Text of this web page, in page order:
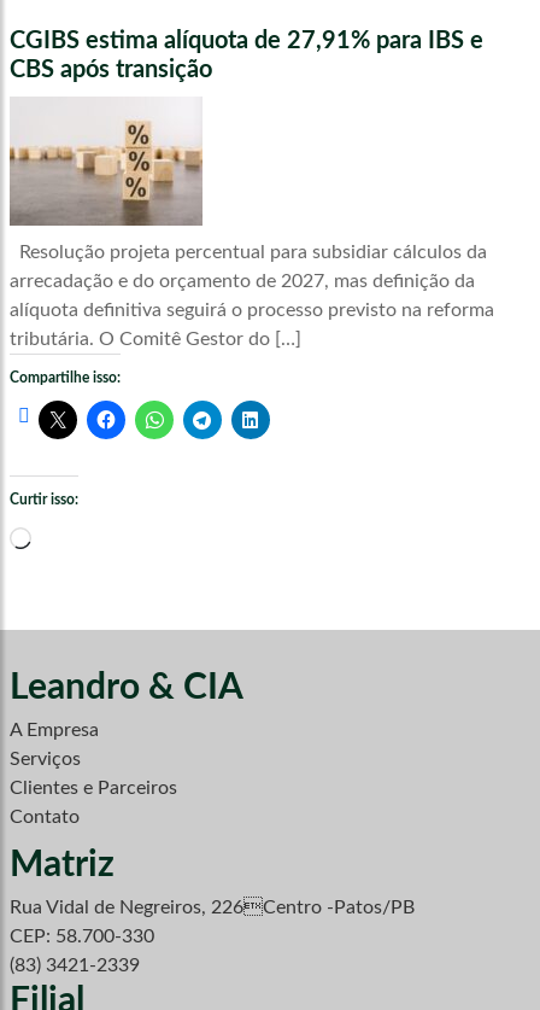
CGIBS estima alíquota de 27,91% para IBS e
CBS após transição
Resolução projeta percentual para subsidiar cálculos da
arrecadação e do orçamento de 2027, mas definição da
alíquota definitiva seguirá o processo previsto na reforma
tributária. O Comitê Gestor do […]
Compartilhe isso:
Curtir isso:
Carregando...
Leandro & CIA
A Empresa
Serviços
Clientes e Parceiros
Contato
Matriz
Rua Vidal de Negreiros, 226Centro -Patos/PB
CEP: 58.700-330
(83) 3421-2339
Filial